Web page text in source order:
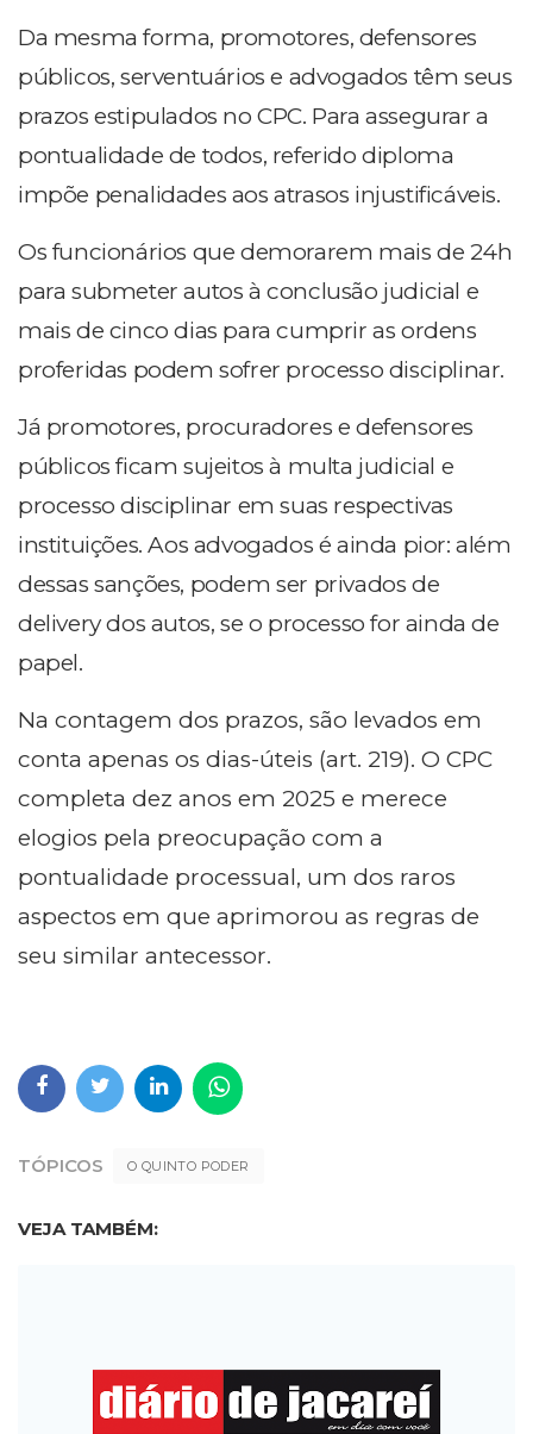
Da mesma forma, promotores, defensores
públicos, serventuários e advogados têm seus
prazos estipulados no CPC. Para assegurar a
pontualidade de todos, referido diploma
impõe penalidades aos atrasos injustificáveis.
Os funcionários que demorarem mais de 24h
para submeter autos à conclusão judicial e
mais de cinco dias para cumprir as ordens
proferidas podem sofrer processo disciplinar.
Já promotores, procuradores e defensores
públicos ficam sujeitos à multa judicial e
processo disciplinar em suas respectivas
instituições. Aos advogados é ainda pior: além
dessas sanções, podem ser privados de
delivery dos autos, se o processo for ainda de
papel.
Na contagem dos prazos, são levados em
conta apenas os dias-úteis (art. 219). O CPC
completa dez anos em 2025 e merece
elogios pela preocupação com a
pontualidade processual, um dos raros
aspectos em que aprimorou as regras de
seu similar antecessor.
TÓPICOS O QUINTO PODER
VEJA TAMBÉM: